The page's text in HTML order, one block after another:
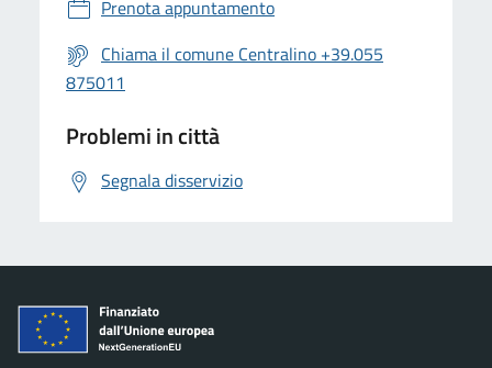
Prenota appuntamento
Chiama il comune Centralino +39.055
875011
Problemi in città
Segnala disservizio